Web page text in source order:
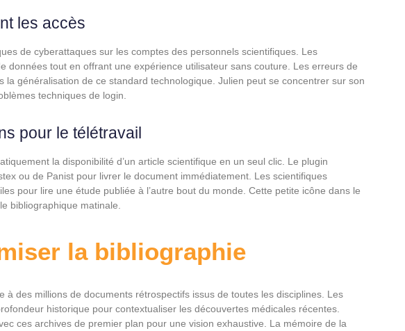
les accès
de cyberattaques sur les comptes des personnels scientifiques. Les
données tout en offrant une expérience utilisateur sans couture. Les erreurs de
la généralisation de ce standard technologique. Julien peut se concentrer sur son
techniques de login.
pour le télétravail
la disponibilité d’un article scientifique en un seul clic. Le plugin
ou de Panist pour livrer le document immédiatement. Les scientifiques
pour lire une étude publiée à l’autre bout du monde. Cette petite icône dans le
bibliographique matinale.
la bibliographie
à des millions de documents rétrospectifs issus de toutes les disciplines. Les
historique pour contextualiser les découvertes médicales récentes.
ces archives de premier plan pour une vision exhaustive. La mémoire de la